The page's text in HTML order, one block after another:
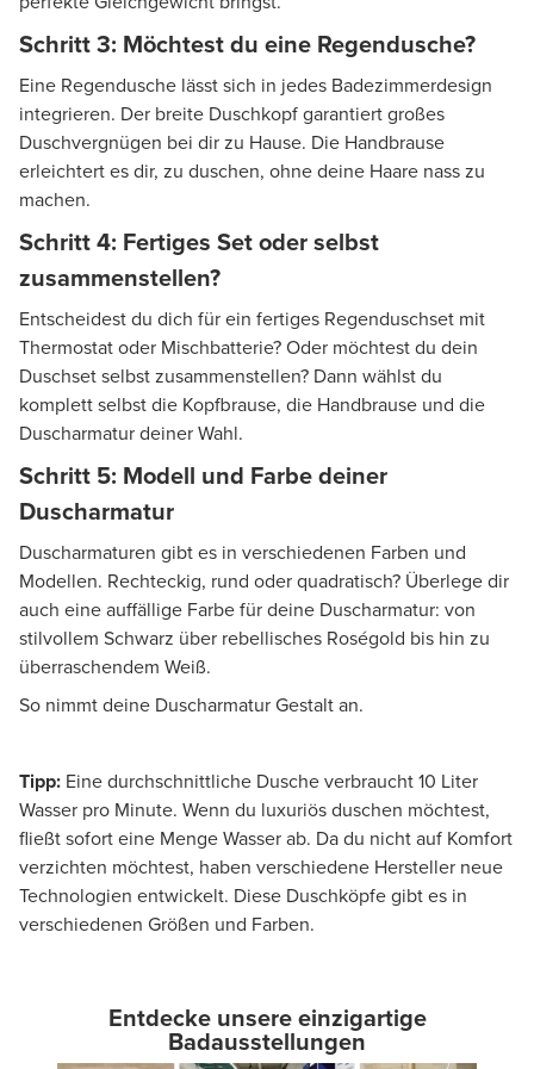
Schritt 3: Möchtest du eine Regendusche?
Eine Regendusche lässt sich in jedes Badezimmerdesign
integrieren. Der breite Duschkopf garantiert großes
Duschvergnügen bei dir zu Hause. Die Handbrause
erleichtert es dir, zu duschen, ohne deine Haare nass zu
machen.
Schritt 4: Fertiges Set oder selbst
zusammenstellen?
Entscheidest du dich für ein fertiges Regenduschset mit
Thermostat oder Mischbatterie? Oder möchtest du dein
Duschset selbst zusammenstellen? Dann wählst du
komplett selbst die Kopfbrause, die Handbrause und die
Duscharmatur deiner Wahl.
Schritt 5: Modell und Farbe deiner
Duscharmatur
Duscharmaturen gibt es in verschiedenen Farben und
Modellen. Rechteckig, rund oder quadratisch? Überlege dir
auch eine auffällige Farbe für deine Duscharmatur: von
stilvollem Schwarz über rebellisches Roségold bis hin zu
überraschendem Weiß.
So nimmt deine Duscharmatur Gestalt an.
Tipp: Eine durchschnittliche Dusche verbraucht 10 Liter
Wasser pro Minute. Wenn du luxuriös duschen möchtest,
fließt sofort eine Menge Wasser ab. Da du nicht auf Komfort
verzichten möchtest, haben verschiedene Hersteller neue
Technologien entwickelt. Diese Duschköpfe gibt es in
verschiedenen Größen und Farben.
Entdecke unsere einzigartige
Badausstellungen